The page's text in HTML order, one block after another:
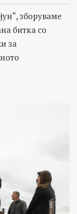
зборуваме
битка со
за